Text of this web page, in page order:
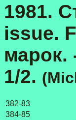
1981.
issue.
марок.
1/2.
382-83
384-85